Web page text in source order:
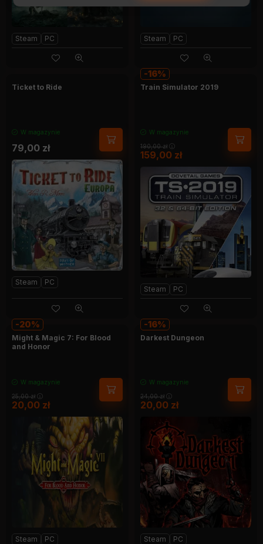
Steam PC Steam PC
Ticket to Ride
W magazynie
79,00 zł
Steam PC
16
Train Simulator 2019
W magazynie
190,00zł
159,00 zł
Steam PC
20
Might & Magic 7: For Blood
and Honor
W magazynie
25,00zł
20,00 zł
Steam PC
16
Darkest Dungeon
W magazynie
24,00zł
20,00 zł
Steam PC